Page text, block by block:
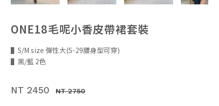
ONE18毛呢小香皮帶裙套裝
▌S/M size 彈性大(S-29腰身型可穿)
▌黑/藍 2色
NT 2450 NT 2750